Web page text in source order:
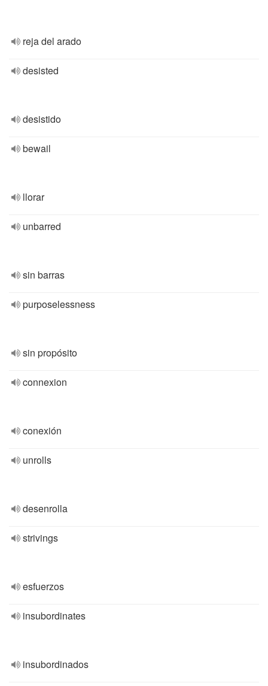
reja del arado
desisted
desistido
bewail
llorar
unbarred
sin barras
purposelessness
sin propósito
connexion
conexión
unrolls
desenrolla
strivings
esfuerzos
insubordinates
insubordinados